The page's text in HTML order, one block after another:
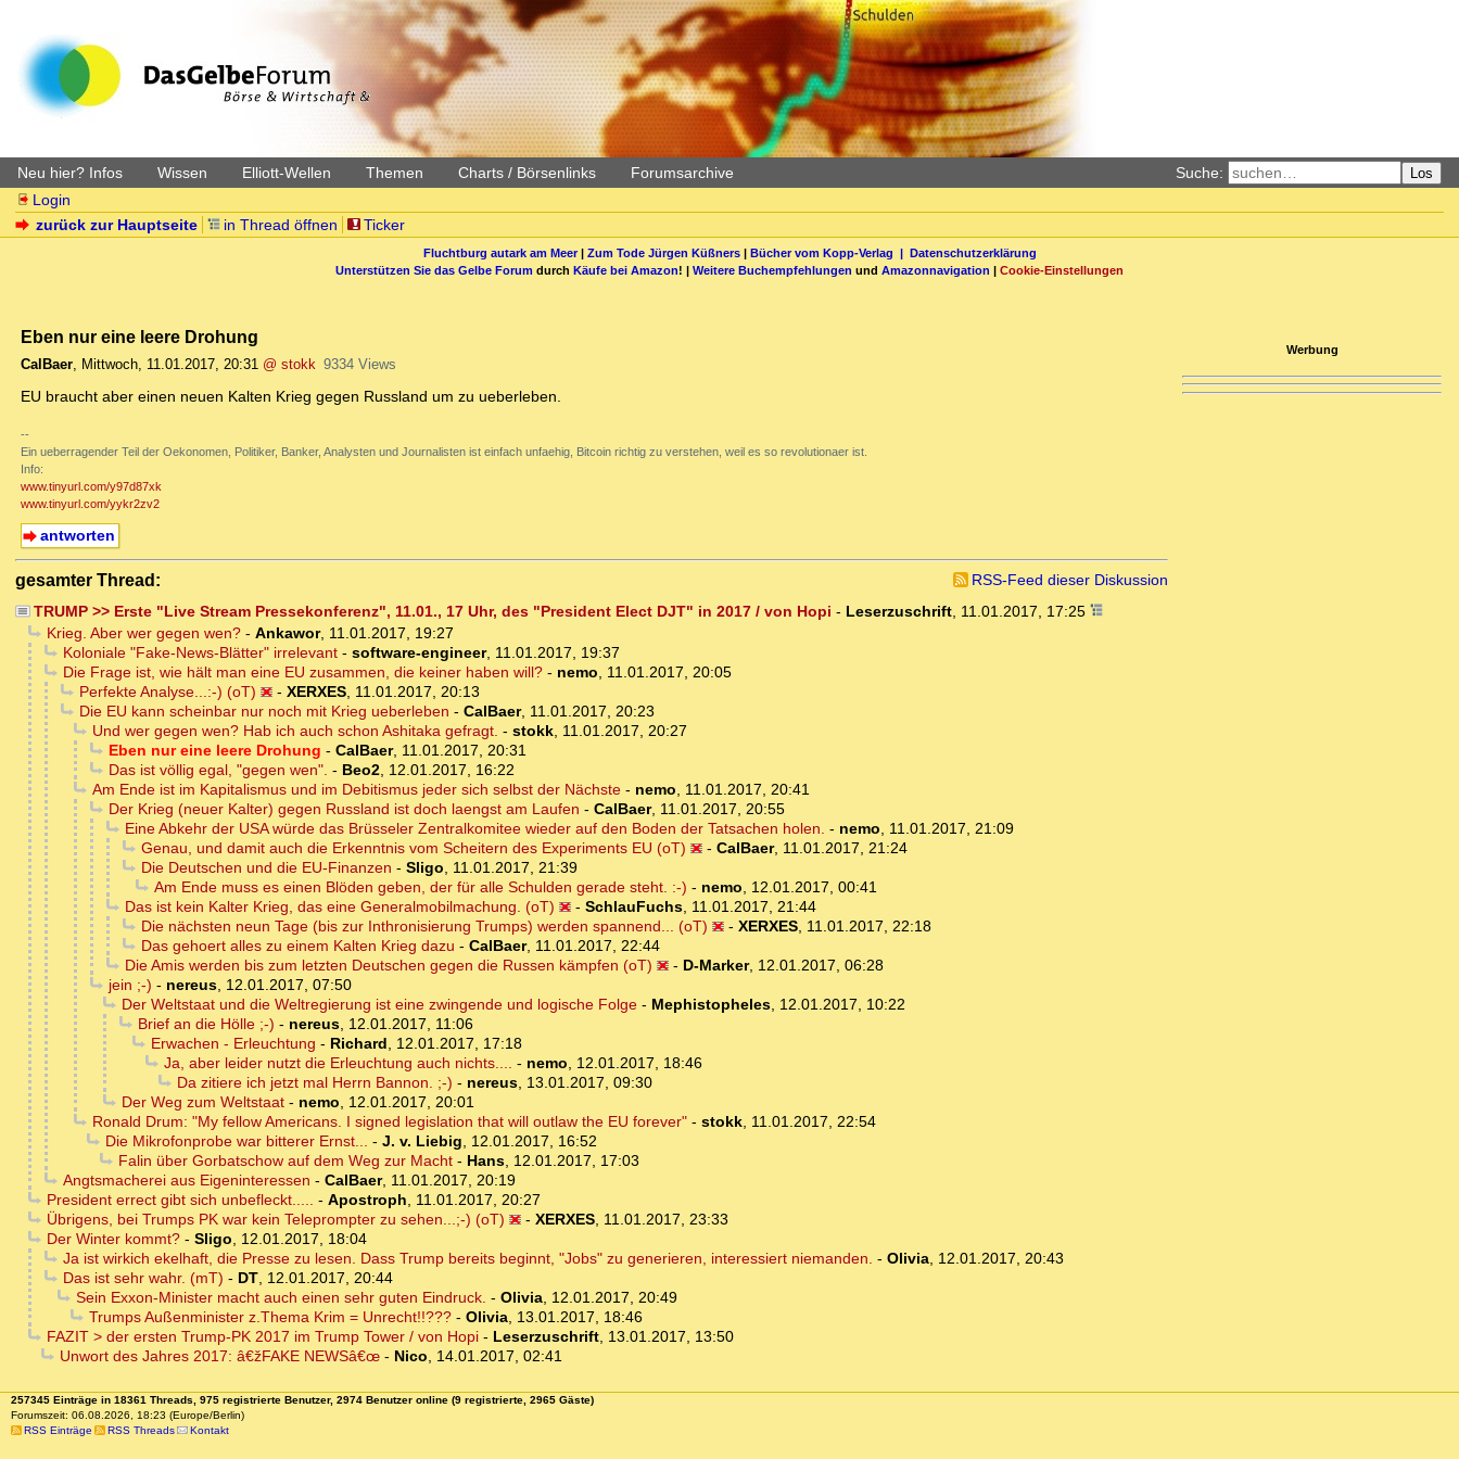
Neu hier? Infos Wissen Elliott-Wellen Themen Charts / Börsenlinks Forumsarchive Suche: Los
Login
zurück zur Hauptseite
in Thread öffnen Ticker
Fluchtburg autark am Meer| Zum Tode Jürgen Küßners| Bücher vom Kopp-Verlag | Datenschutzerklärung
Unterstützen Sie das Gelbe Forum durch Käufe bei Amazon! | Weitere Buchempfehlungen und Amazonnavigation | Cookie-Einstellungen
Eben nur eine leere Drohung
CalBaer, Mittwoch, 11.01.2017, 20:31 @ stokk 9334 Views
EU braucht aber einen neuen Kalten Krieg gegen Russland um zu ueberleben.
--
Ein ueberragender Teil der Oekonomen, Politiker, Banker, Analysten und Journalisten ist einfach unfaehig, Bitcoin richtig zu verstehen, weil es so revolutionaer ist.
Info:
www.tinyurl.com/y97d87xk
www.tinyurl.com/yykr2zv2
antworten
gesamter Thread:
RSS-Feed dieser Diskussion
TRUMP >> Erste "Live Stream Pressekonferenz", 11.01., 17 Uhr, des "President Elect DJT" in 2017 / von Hopi - Leserzuschrift, 11.01.2017, 17:25
Krieg. Aber wer gegen wen?- Ankawor, 11.01.2017, 19:27
Koloniale "Fake-News-Blätter" irrelevant- software-engineer, 11.01.2017, 19:37
Die Frage ist, wie hält man eine EU zusammen, die keiner haben will?- nemo, 11.01.2017, 20:05
Perfekte Analyse...:-) (oT)
- XERXES, 11.01.2017, 20:13
Die EU kann scheinbar nur noch mit Krieg ueberleben - CalBaer, 11.01.2017, 20:23
Und wer gegen wen? Hab ich auch schon Ashitaka gefragt. - stokk, 11.01.2017, 20:27
Eben nur eine leere Drohung - CalBaer, 11.01.2017, 20:31
Das ist völlig egal, "gegen wen". - Beo2, 12.01.2017, 16:22
Am Ende ist im Kapitalismus und im Debitismus jeder sich selbst der Nächste- nemo, 11.01.2017, 20:41
Der Krieg (neuer Kalter) gegen Russland ist doch laengst am Laufen - CalBaer, 11.01.2017, 20:55
Eine Abkehr der USA würde das Brüsseler Zentralkomitee wieder auf den Boden der Tatsachen holen. - nemo, 11.01.2017, 21:09
Genau, und damit auch die Erkenntnis vom Scheitern des Experiments EU (oT)
- CalBaer, 11.01.2017, 21:24
Die Deutschen und die EU-Finanzen - Sligo, 11.01.2017, 21:39
Am Ende muss es einen Blöden geben, der für alle Schulden gerade steht. :-) - nemo, 12.01.2017, 00:41
Das ist kein Kalter Krieg, das eine Generalmobilmachung. (oT)
- SchlauFuchs, 11.01.2017, 21:44
Die nächsten neun Tage (bis zur Inthronisierung Trumps) werden spannend... (oT)
- XERXES, 11.01.2017, 22:18
Das gehoert alles zu einem Kalten Krieg dazu - CalBaer, 11.01.2017, 22:44
Die Amis werden bis zum letzten Deutschen gegen die Russen kämpfen (oT)
- D-Marker, 12.01.2017, 06:28
jein ;-) - nereus, 12.01.2017, 07:50
Der Weltstaat und die Weltregierung ist eine zwingende und logische Folge- Mephistopheles, 12.01.2017, 10:22
Brief an die Hölle ;-) - nereus, 12.01.2017, 11:06
Erwachen - Erleuchtung - Richard, 12.01.2017, 17:18
Ja, aber leider nutzt die Erleuchtung auch nichts.... - nemo, 12.01.2017, 18:46
Da zitiere ich jetzt mal Herrn Bannon. ;-) - nereus, 13.01.2017, 09:30
Der Weg zum Weltstaat- nemo, 12.01.2017, 20:01
Ronald Drum: "My fellow Americans. I signed legislation that will outlaw the EU forever"- stokk, 11.01.2017, 22:54
Die Mikrofonprobe war bitterer Ernst... - J. v. Liebig, 12.01.2017, 16:52
Falin über Gorbatschow auf dem Weg zur Macht- Hans, 12.01.2017, 17:03
Angtsmacherei aus Eigeninteressen - CalBaer, 11.01.2017, 20:19
President errect gibt sich unbefleckt..... - Apostroph, 11.01.2017, 20:27
Übrigens, bei Trumps PK war kein Teleprompter zu sehen...;-) (oT)
- XERXES, 11.01.2017, 23:33
Der Winter kommt?- Sligo, 12.01.2017, 18:04
Ja ist wirkich ekelhaft, die Presse zu lesen. Dass Trump bereits beginnt, "Jobs" zu generieren, interessiert niemanden. - Olivia, 12.01.2017, 20:43
Das ist sehr wahr. (mT) - DT, 12.01.2017, 20:44
Sein Exxon-Minister macht auch einen sehr guten Eindruck. - Olivia, 12.01.2017, 20:49
Trumps Außenminister z.Thema Krim = Unrecht!!???- Olivia, 13.01.2017, 18:46
FAZIT > der ersten Trump-PK 2017 im Trump Tower / von Hopi- Leserzuschrift, 13.01.2017, 13:50
Unwort des Jahres 2017: â€žFAKE NEWSâ€œ- Nico, 14.01.2017, 02:41
Werbung
257345 Einträge in 18361 Threads, 975 registrierte Benutzer, 2974 Benutzer online (9 registrierte, 2965 Gäste)
Forumszeit: 06.08.2026, 18:23 (Europe/Berlin)
RSS Einträge
RSS Threads Kontakt